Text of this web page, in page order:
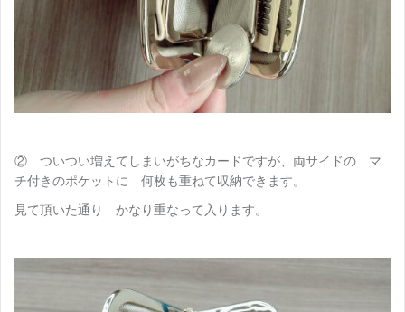
② ついつい増えてしまいがちなカードですが、両サイドの マ
チ付きのポケットに 何枚も重ねて収納できます。
見て頂いた通り かなり重なって入ります。